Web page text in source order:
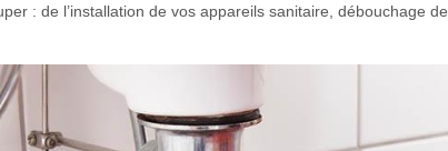
: de l’installation de vos appareils sanitaire, débouchage de